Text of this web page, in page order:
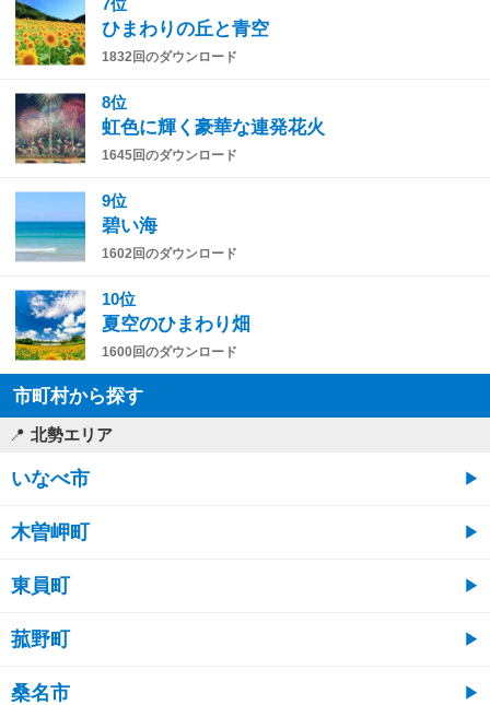
ひまわりの丘と青空
1832回のダウンロード
8位
虹色に輝く豪華な連発花火
1645回のダウンロード
9位
碧い海
1602回のダウンロード
10位
夏空のひまわり畑
1600回のダウンロード
市町村から探す
北勢エリア
いなべ市
木曽岬町
東員町
菰野町
桑名市